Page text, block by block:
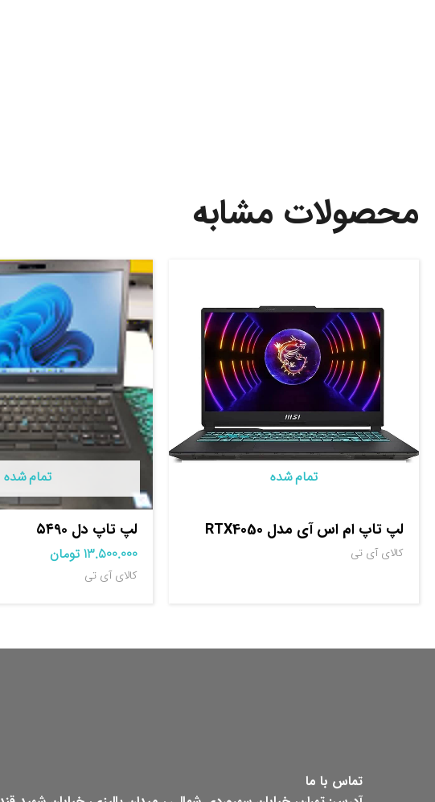
محصولات مشابه
تمام شده
لپ تاپ ام اس آی مدل RTX4050
کالای آی تی
تمام شده
لپ تاپ دل ۵۴۹۰
13.500.000 تومان
کالای آی تی
تماس با ما